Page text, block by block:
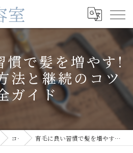
慣で髪を増やす!
法と継続のコツ
ガイド
コラム 育毛に良い習慣で髪を増やす日々の実践方法と継続のコツ完全ガイド